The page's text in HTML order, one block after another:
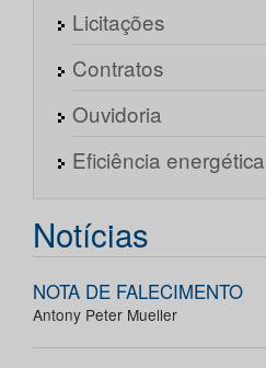
Licitações
Contratos
Ouvidoria
Eficiência energética
Notícias
NOTA DE FALECIMENTO
Antony Peter Mueller